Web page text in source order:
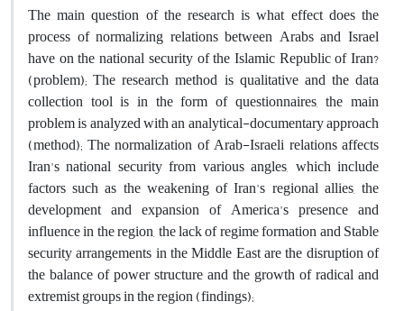
The main question of the research is what effect does the
process of normalizing relations between Arabs and Israel
have on the national security of the Islamic Republic of Iran?
(problem); The research method is qualitative and the data
collection tool is in the form of questionnaires, the main
problem is analyzed with an analytical-documentary approach
(method); The normalization of Arab-Israeli relations affects
Iran's national security from various angles, which include
factors such as the weakening of Iran's regional allies, the
development and expansion of America's presence and
influence in the region, the lack of regime formation and Stable
security arrangements in the Middle East are the disruption of
the balance of power structure and the growth of radical and
extremist groups in the region (findings);